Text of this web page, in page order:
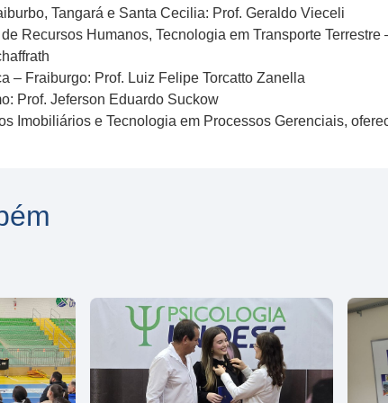
Tangará e Santa Cecilia: Prof. Geraldo Vieceli
Recursos Humanos, Tecnologia em Transporte
– Fraiburgo: Prof. Luiz Felipe Torcatto Zanella
Prof. Jeferson Eduardo Suckow
Imobiliários e Tecnologia em Processos Gerenciais,